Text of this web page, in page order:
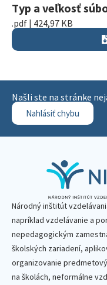
Typ a veľkosť
.pdf | 424,97 KB
Našli ste na stránke
Nahlásiť chybu
Národný inštitút
napríklad vzdelávanie a
nepedagogickým
školských zariadení,
organizovanie
na školách, neformálne